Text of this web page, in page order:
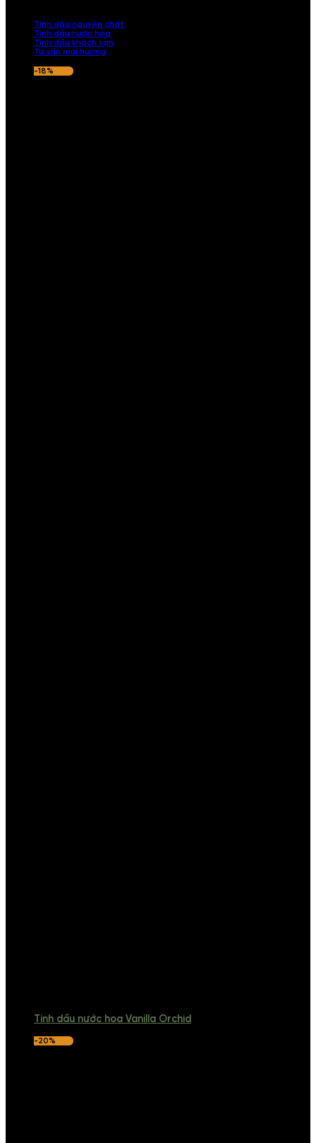
Tinh dầu nguyên chất
Tinh dầu nước hoa
Tinh dầu khách sạn
Tư vấn mùi hương
-18%
Tinh dầu nước hoa Vanilla Orchid
-20%